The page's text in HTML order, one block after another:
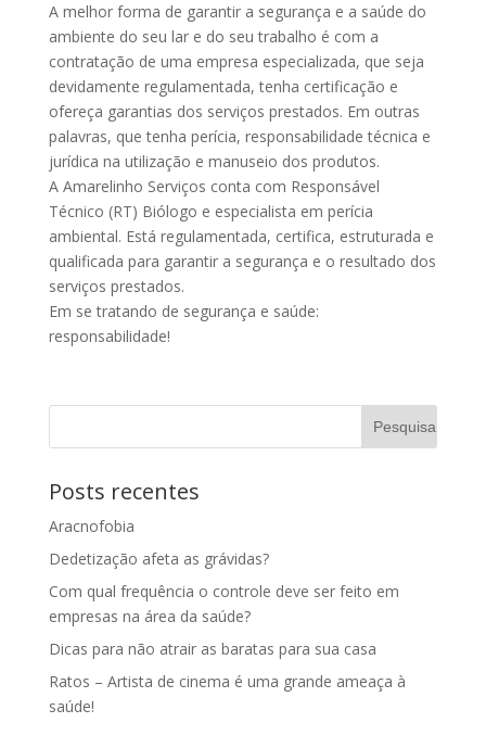
A melhor forma de garantir a segurança e a saúde do
ambiente do seu lar e do seu trabalho é com a
contratação de uma empresa especializada, que seja
devidamente regulamentada, tenha certificação e
ofereça garantias dos serviços prestados. Em outras
palavras, que tenha perícia, responsabilidade técnica e
jurídica na utilização e manuseio dos produtos.
A Amarelinho Serviços conta com Responsável
Técnico (RT) Biólogo e especialista em perícia
ambiental. Está regulamentada, certifica, estruturada e
qualificada para garantir a segurança e o resultado dos
serviços prestados.
Em se tratando de segurança e saúde:
responsabilidade!
Posts recentes
Aracnofobia
Dedetização afeta as grávidas?
Com qual frequência o controle deve ser feito em
empresas na área da saúde?
Dicas para não atrair as baratas para sua casa
Ratos – Artista de cinema é uma grande ameaça à
saúde!